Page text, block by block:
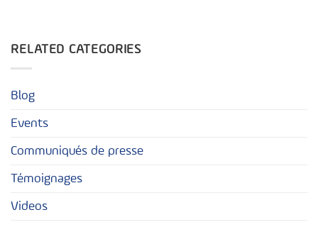
RELATED CATEGORIES
Blog
Events
Communiqués de presse
Témoignages
Videos